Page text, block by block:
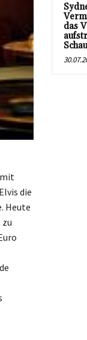
die
Heute
das